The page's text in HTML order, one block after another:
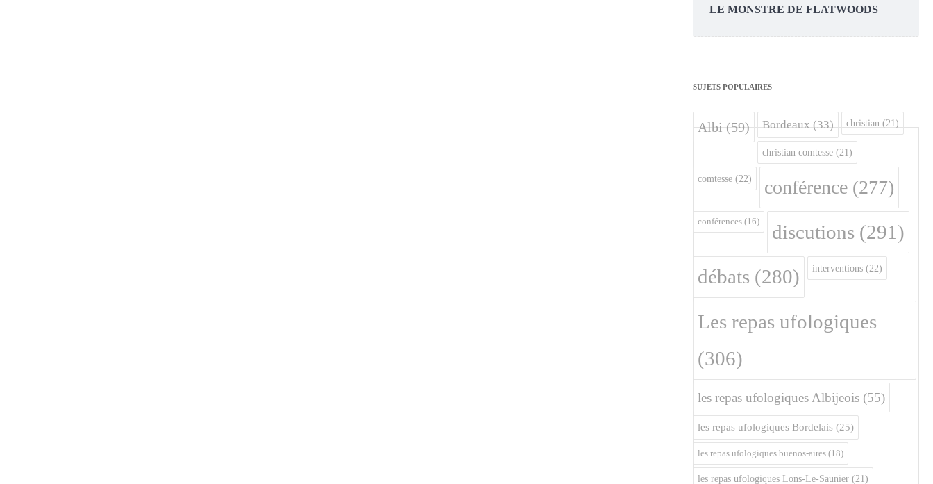
LE MONSTRE DE FLATWOODS
SUJETS POPULAIRES
Albi(59) Bordeaux(33) christian (21)
christian comtesse (21)
comtesse (22) conférence (277)
conférences (16) discutions (291)
débats (280) interventions (22)
Les repas ufologiques
(306)
les repas ufologiques Albijeois (55)
les repas ufologiques Bordelais (25)
les repas ufologiques buenos-aires (18)
les repas ufologiques Lons-Le-Saunier (21)